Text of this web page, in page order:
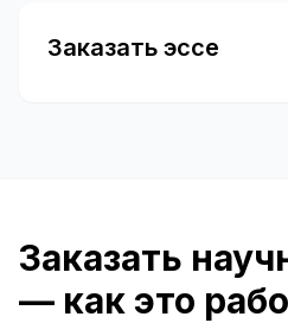
Заказать эссе
Заказать
— как это